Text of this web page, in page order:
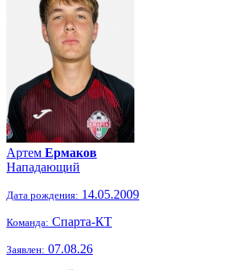
Артем Ермаков
Нападающий
Дата рождения: 14.05.2009
Команда: Спарта-КТ
Заявлен: 07.08.26